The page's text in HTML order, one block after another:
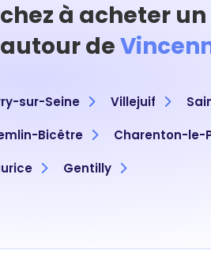
à acheter un
de
sur-Seine Villejuif
Bicêtre
Charenton-le-
Gentilly